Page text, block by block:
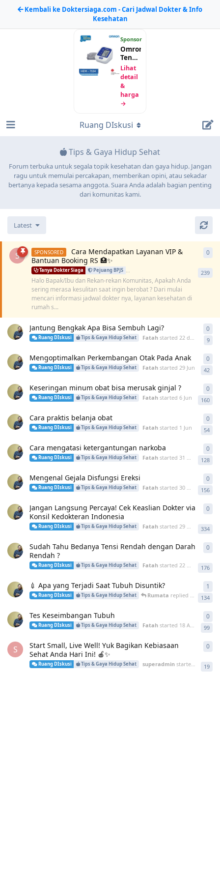
Kembali ke Doktersiaga.com - Cari Jadwal Dokter & Info
Kesehatan
Sponsor
Omron
Tensimeter
Digital
HEM-
7124
Lihat
detail
&
harga
→
Tips & Gaya Hidup Sehat
Forum terbuka untuk segala topik kesehatan dan gaya hidup. Jangan
ragu untuk memulai percakapan, memberikan opini, atau sekadar
bertanya kepada sesama anggota. Suara Anda adalah bagian penting
dari komunitas kami.
Ruang DIskusi
Latest
S
Cara Mendapatkan Layanan VIP &
Bantuan Booking RS 🏥✨
Tanya Dokter Siaga Pejuang BPJS Info &
239
Halo Bapak/Ibu dan Rekan-rekan Komunitas, Apakah Anda
sering merasa kesulitan saat ingin berobat ? Dari mulai
mencari informasi jadwal dokter nya, layanan kesehatan di
rumah s...
0
Jantung Bengkak Apa Bisa Sembuh Lagi?
Ruang DIskusi Tips & Gaya Hidup Sehat Fatahstarted 22 days ago 9
0
Mengoptimalkan Perkembangan Otak Pada Anak
Ruang DIskusi Tips & Gaya Hidup Sehat Fatahstarted 29 Jun 42
0
Keseringan minum obat bisa merusak ginjal ?
Ruang DIskusi Tips & Gaya Hidup Sehat Fatahstarted 6 Jun 160
0
Cara praktis belanja obat
Ruang DIskusi Tips & Gaya Hidup Sehat Fatahstarted 1 Jun 54
0
Cara mengatasi ketergantungan narkoba
Ruang DIskusi Tips & Gaya Hidup Sehat Fatahstarted 31 May 128
0
Mengenal Gejala Disfungsi Ereksi
Ruang DIskusi Tips & Gaya Hidup Sehat Fatahstarted 30 May 156
0
Jangan Langsung Percaya! Cek Keaslian Dokter via
Konsil Kedokteran Indonesia
Ruang DIskusi Tips & Gaya Hidup Sehat Fatahstarted 29 May 334
0
Sudah Tahu Bedanya Tensi Rendah dengan Darah
Rendah ?
Ruang DIskusi Tips & Gaya Hidup Sehat Fatahstarted 22 May 176
0
💉 Apa yang Terjadi Saat Tubuh Disuntik?
Ruang DIskusi Tips & Gaya Hidup Sehat Rumata replied 18 May
134
1
Tes Keseimbangan Tubuh
Ruang DIskusi Tips & Gaya Hidup Sehat Fatahstarted 18 Apr 99
0
S
Start Small, Live Well! Yuk Bagikan Kebiasaan
Sehat Anda Hari Ini! 🍎✨
Ruang DIskusi Tips & Gaya Hidup Sehat superadminstarted 16 Apr
19
0